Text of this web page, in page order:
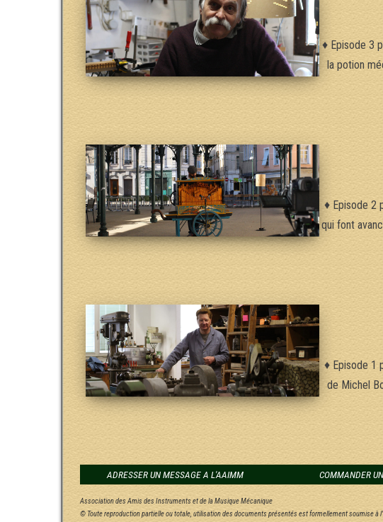
♦ Episode 3
la potion
♦ Episode 2
qui font
♦ Episode 1
de Michel
ADRESSER UN MESSAGE A L'AAIMM COMMANDER
Association des Amis des Instruments et de la Musique Mécanique
© Toute reproduction partielle ou totale, utilisation des documents présentés est formellement soumise à